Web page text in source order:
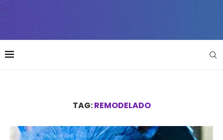
TAG:REMODELADO